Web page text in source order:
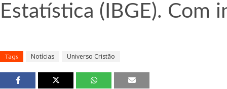
Estatística (IBGE). Com
Tags Notícias Universo Cristão